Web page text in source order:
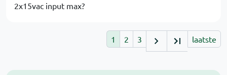
2x15vac input max?
1 2 3 laatste